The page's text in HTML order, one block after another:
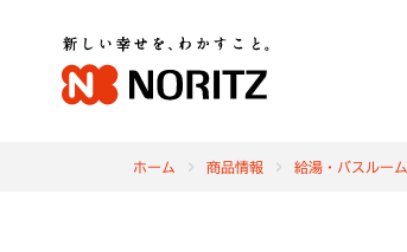
ホーム 商品情報 給湯・バスルーム